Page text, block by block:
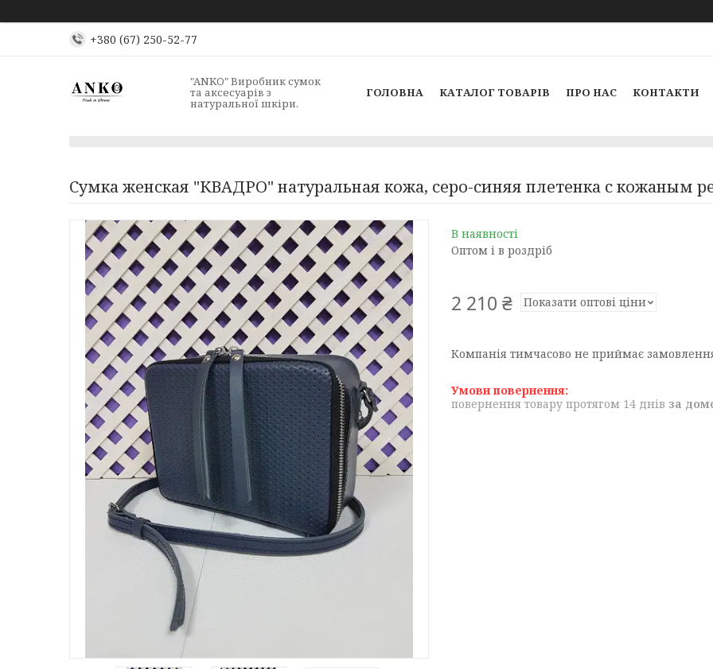
+380 (67) 250-52-77
"ANKO" Виробник сумок
та аксесуарів з
натуральної шкіри.
ГОЛОВНА КАТАЛОГ ТОВАРІВ ПРО НАС КОНТАКТИ
Сумка женская "КВАДРО" натуральная кожа, серо-синяя плетенка с кожаным
В наявності
Оптом і в роздріб
2 210 ₴ Показати оптові ціни
Компанія тимчасово не приймає
повернення товару протягом 14 днів за